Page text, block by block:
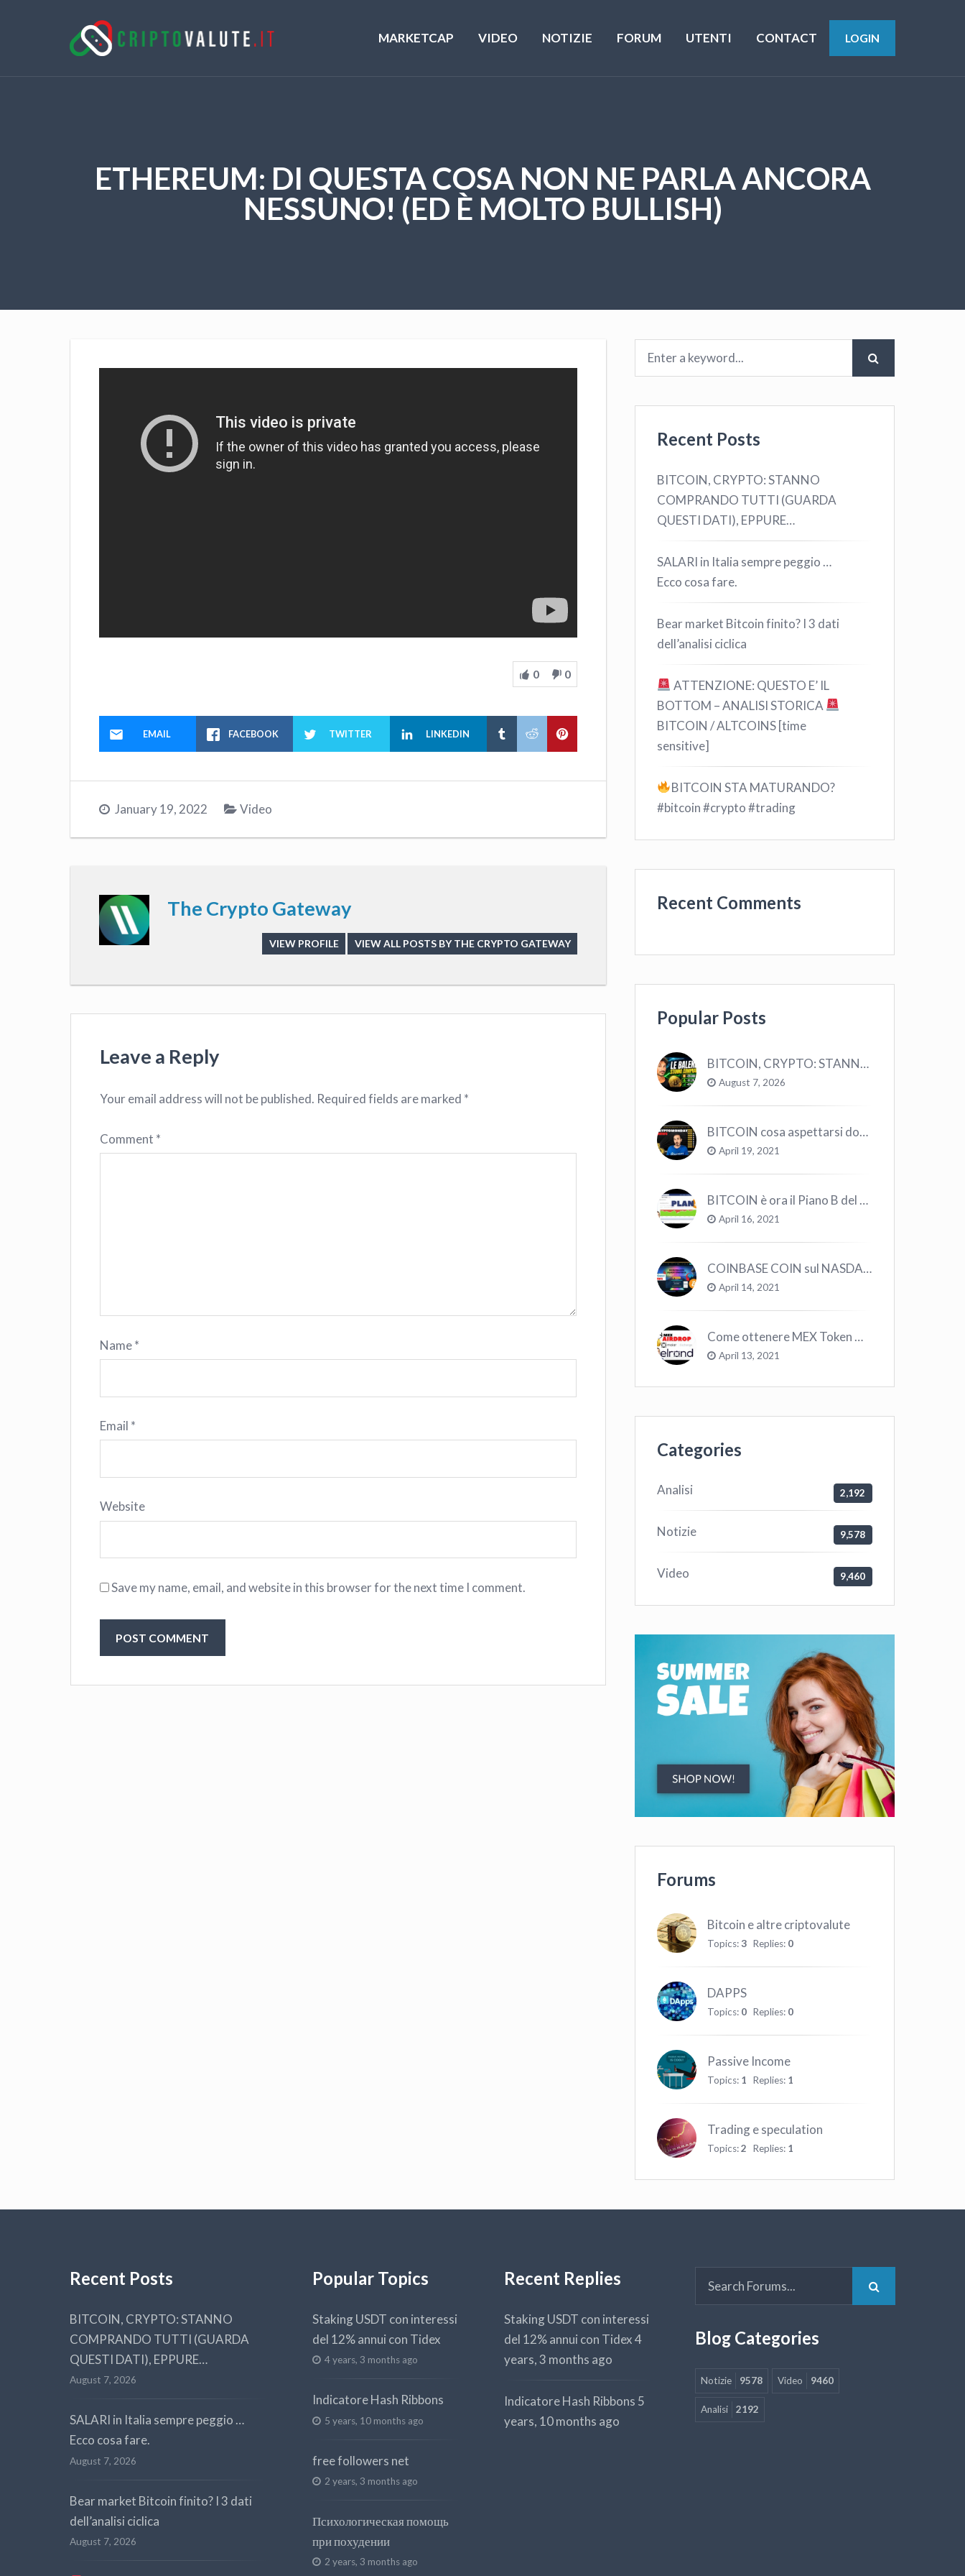
MARKETCAP VIDEO NOTIZIE FORUM UTENTI CONTACT LOGIN
ETHEREUM: DI QUESTA COSA NON NE PARLA ANCORA
NESSUNO! (ED È MOLTO BULLISH)
0 0
EMAIL FACEBOOK TWITTER LINKEDIN
January 19, 2022 Video
The Crypto Gateway
VIEW PROFILE VIEW ALL POSTS BY THE CRYPTO GATEWAY
Leave a Reply
Your email address will not be published. Required fields are marked *
Comment *
Name*
Email *
Website
Save my name, email, and website in this browser for the next time I comment.
Recent Posts
BITCOIN, CRYPTO: STANNO
COMPRANDO TUTTI (GUARDA
QUESTI DATI), EPPURE…
SALARI in Italia sempre peggio …
Ecco cosa fare.
Bear market Bitcoin finito? I 3 dati
dell’analisi ciclica
ATTENZIONE: QUESTO E’ IL
BOTTOM – ANALISI STORICA
BITCOIN / ALTCOINS [time
sensitive]
BITCOIN STA MATURANDO?
#bitcoin #crypto #trading
Recent Comments
Popular Posts
BITCOIN, CRYPTO: STANNO COMPRANDO TUTTI (GUARDA QUESTI DATI), EPPURE…
August 7, 2026
BITCOIN cosa aspettarsi dopo il “Crollo”? – CryptoMonday NEWS w16/’21
April 19, 2021
BITCOIN è ora il Piano B del Mondo
April 16, 2021
COINBASE COIN sul NASDAQ e le CRYPTO volano!
April 14, 2021
Come ottenere MEX Token GRATIS su Elrond ?
April 13, 2021
Categories
Analisi 2,192
Notizie 9,578
Video 9,460
Forums
Bitcoin e altre criptovalute
Topics:3 Replies: 0
DAPPS
Topics: 0 Replies: 0
Passive Income
Topics: 1 Replies: 1
Trading e speculation
Topics:2 Replies: 1
Recent Posts
BITCOIN, CRYPTO: STANNO
COMPRANDO TUTTI (GUARDA
QUESTI DATI), EPPURE…
August 7, 2026
SALARI in Italia sempre peggio …
Ecco cosa fare.
August 7, 2026
Bear market Bitcoin finito? I 3 dati
dell’analisi ciclica
August 7, 2026
Popular Topics
Staking USDT con interessi
del 12% annui con Tidex
4 years, 3 months ago
Indicatore Hash Ribbons
5 years, 10 months ago
free followers net
2 years, 3 months ago
Психологическая помощь
при похудении
2 years, 3 months ago
Recent Replies
Staking USDT con interessi
del 12% annui con Tidex4
years, 3 months ago
Indicatore Hash Ribbons 5
years, 10 months ago
Blog Categories
Notizie 9578 Video 9460
Analisi 2192